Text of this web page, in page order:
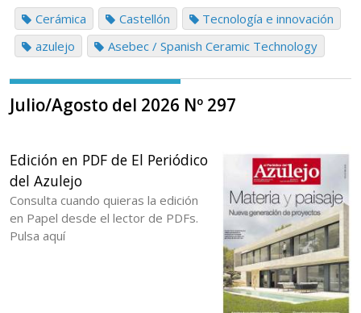
Cerámica Castellón
Tecnología e innovación
azulejo
Asebec / Spanish Ceramic Technology
Julio/Agosto del 2026 Nº 297
Edición en PDF de El Periódico
del Azulejo
Consulta cuando quieras la edición
en Papel desde el lector de PDFs.
Pulsa aquí